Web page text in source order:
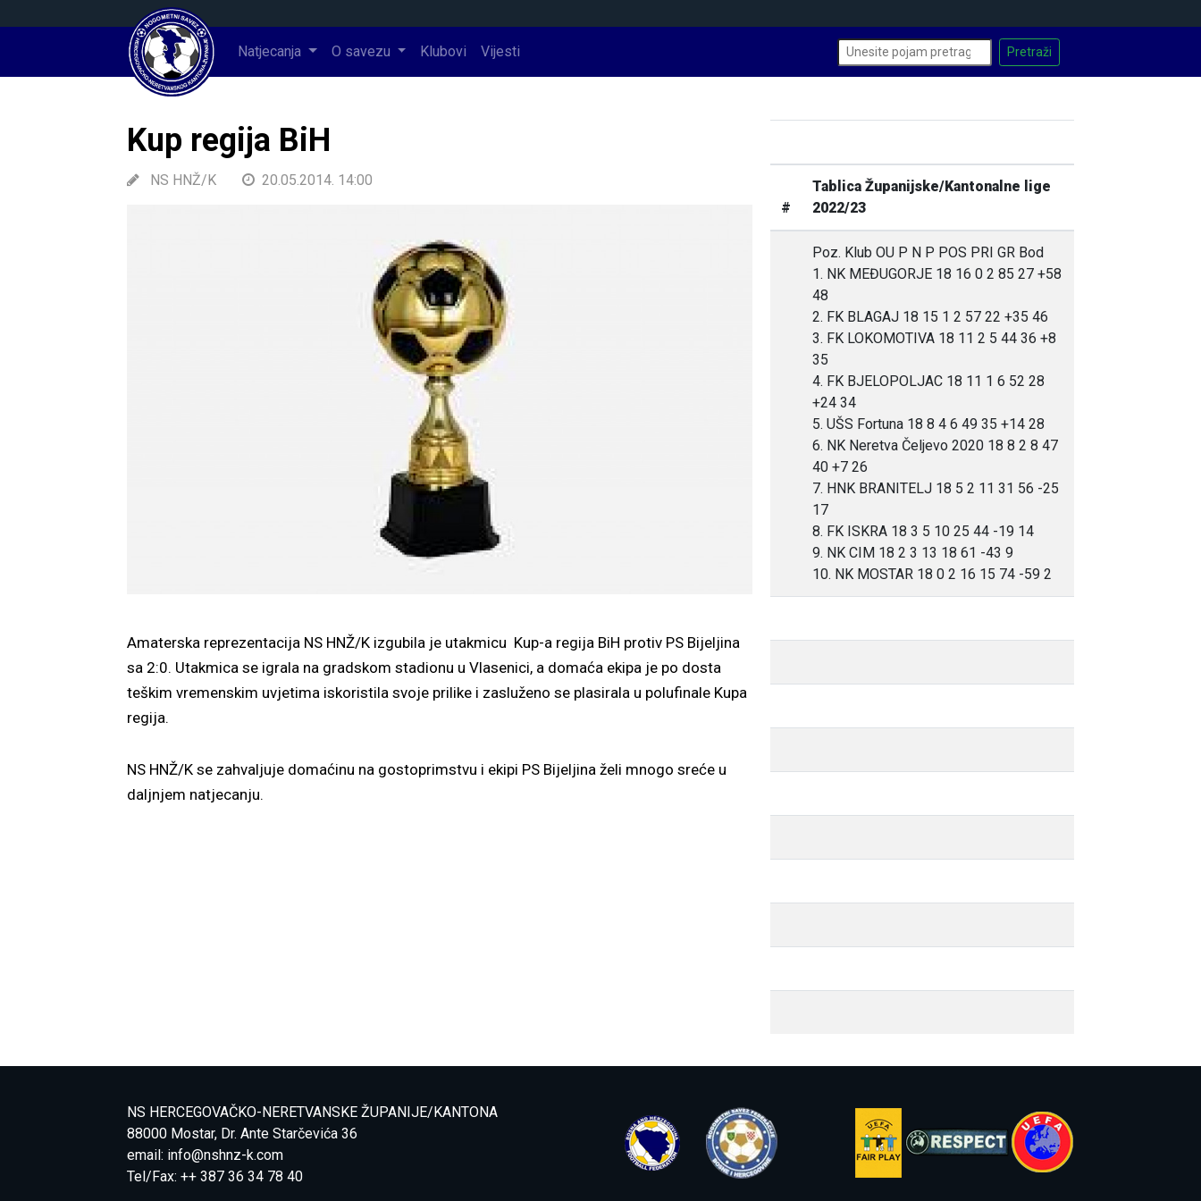
Natjecanja O savezu Klubovi Vijesti
Kup regija BiH
NS HNŽ/K 20.05.2014. 14:00
Amaterska reprezentacija NS HNŽ/K izgubila je utakmicu Kup-a regija BiH protiv PS Bijeljina
sa 2:0. Utakmica se igrala na gradskom stadionu u Vlasenici, a domaća ekipa je po dosta
teškim vremenskim uvjetima iskoristila svoje prilike i zasluženo se plasirala u polufinale Kupa
regija.
NS HNŽ/K se zahvaljuje domaćinu na gostoprimstvu i ekipi PS Bijeljina želi mnogo sreće u
daljnjem natjecanju.
#
Tablica Županijske/Kantonalne lige
2022/23
Poz. Klub OU P N P POS PRI GR Bod
1. NK MEĐUGORJE 18 16 0 2 85 27 +58
48
2. FK BLAGAJ 18 15 1 2 57 22 +35 46
3. FK LOKOMOTIVA 18 11 2 5 44 36 +8
35
4. FK BJELOPOLJAC 18 11 1 6 52 28
+24 34
5. UŠS Fortuna 18 8 4 6 49 35 +14 28
6. NK Neretva Čeljevo 2020 18 8 2 8 47
40 +7 26
7. HNK BRANITELJ 18 5 2 11 31 56 -25
17
8. FK ISKRA 18 3 5 10 25 44 -19 14
9. NK CIM 18 2 3 13 18 61 -43 9
10. NK MOSTAR 18 0 2 16 15 74 -59 2
NS HERCEGOVAČKO-NERETVANSKE ŽUPANIJE/KANTONA
88000 Mostar, Dr. Ante Starčevića 36
email: info@nshnz-k.com
Tel/Fax: ++ 387 36 34 78 40